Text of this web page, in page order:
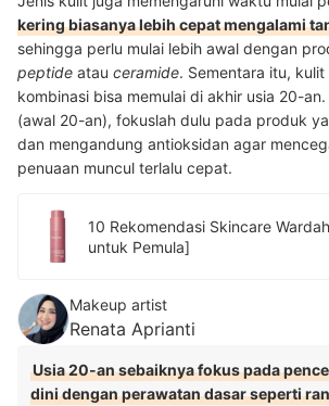
kering biasanya lebih cepat mengalami
sehingga perlu mulai lebih awal dengan
peptide atau ceramide. Sementara itu,
kombinasi bisa memulai di akhir usia 20-
(awal 20-an), fokuslah dulu pada produk
dan mengandung antioksidan agar
penuaan muncul terlalu cepat.
10 Rekomendasi Skincare Wardah
untuk Pemula]
Makeup artist
Renata Aprianti
Usia 20-an sebaiknya fokus pada
dini dengan perawatan dasar seperti